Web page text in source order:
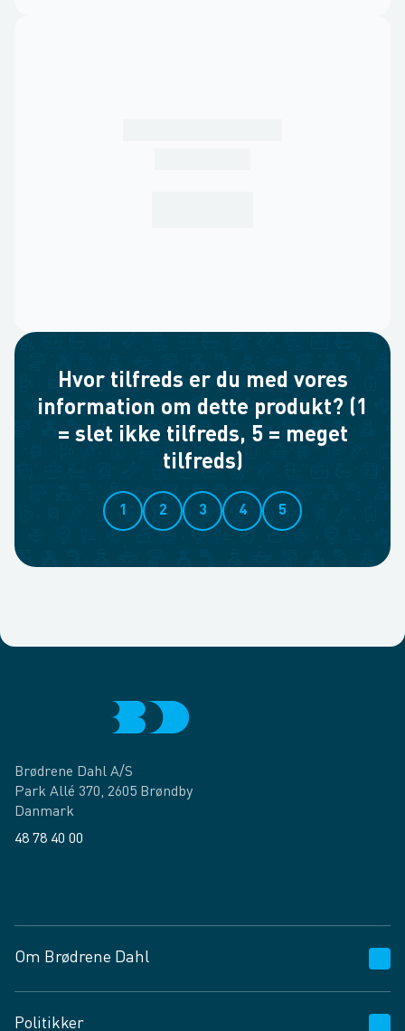
Hvor tilfreds er du med vores
information om dette produkt? (1
= slet ikke tilfreds, 5 = meget
tilfreds)
1 2 3 4 5
Brødrene Dahl A/S
Park Allé 370, 2605 Brøndby
Danmark
48 78 40 00
Om Brødrene Dahl
Politikker